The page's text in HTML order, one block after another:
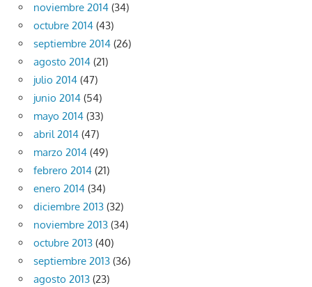
noviembre 2014 (34)
octubre 2014 (43)
septiembre 2014 (26)
agosto 2014 (21)
julio 2014 (47)
junio 2014 (54)
mayo 2014 (33)
abril 2014 (47)
marzo 2014 (49)
febrero 2014 (21)
enero 2014 (34)
diciembre 2013 (32)
noviembre 2013 (34)
octubre 2013 (40)
septiembre 2013 (36)
agosto 2013 (23)